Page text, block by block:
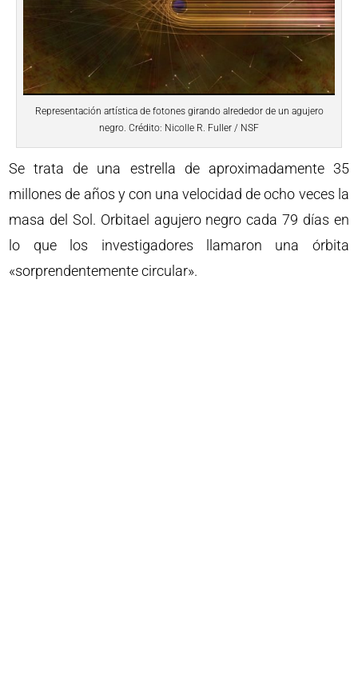
Representación artística de fotones girando alrededor de un agujero
negro. Crédito: Nicolle R. Fuller / NSF
Se trata de una estrella de aproximadamente 35
millones de años y con una velocidad de ocho veces la
masa del Sol. Orbitael agujero negro cada 79 días en
lo que los investigadores llamaron una órbita
«sorprendentemente circular».